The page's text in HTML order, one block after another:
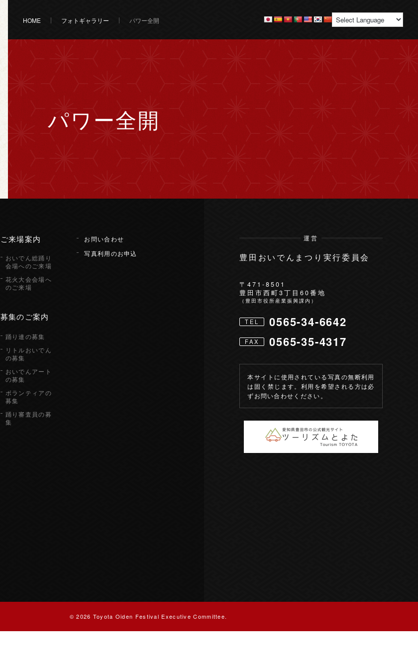
HOME フォトギャラリー パワー全開
パワー全開
ご来場案内
おいでん総踊り
会場へのご来場
花火大会会場へ
のご来場
募集のご案内
踊り連の募集
リトルおいでん
の募集
おいでんアート
の募集
ボランティアの
募集
踊り審査員の募
集
お問い合わせ
写真利用のお申込
運営
豊田おいでんまつり実行委員会
〒471-8501
豊田市西町3丁目60番地
（豊田市役所産業振興課内）
TEL 0565-34-6642
FAX 0565-35-4317
本サイトに使用されている写真の無断利用
は固く禁じます。利用を希望される方は必
ずお問い合わせください。
© 2026 Toyota Oiden Festival Executive Committee.